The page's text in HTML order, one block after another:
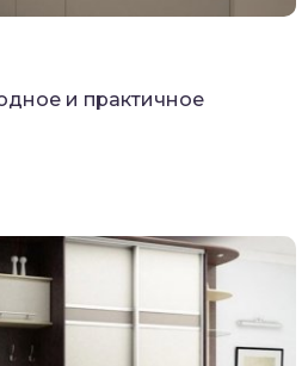
и практичное